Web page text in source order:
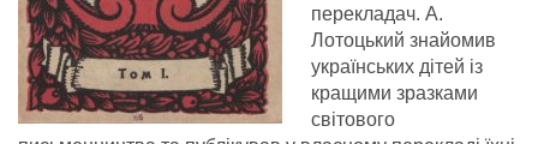
перекладач. А.
Лотоцький знайомив
українських дітей із
кращими зразками
світового